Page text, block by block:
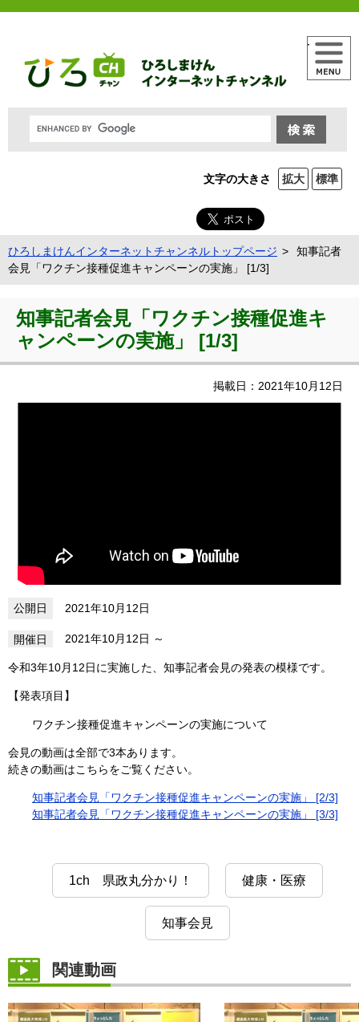
文字の大きさ 拡大 標準
メニュー
ひろしまけんインターネットチャンネルトップページ
知事記者
会見「ワクチン接種促進キャンペーンの実施」 [1/3]
知事記者会見「ワクチン接種促進キ
ャンペーンの実施」 [1/3]
掲載日：2021年10月12日
2021年10月12日
2021年10月12日
令和3年10月12日に実施した、知事記者会見の発表の模様です。
【発表項目】
ワクチン接種促進キャンペーンの実施について
会見の動画は全部で3本あります。
続きの動画はこちらをご覧ください。
知事記者会見「ワクチン接種促進キャンペーンの実施」 [2/3]
知事記者会見「ワクチン接種促進キャンペーンの実施」 [3/3]
1ch 県政丸分かり！ 健康・医療
知事会見
関連動画